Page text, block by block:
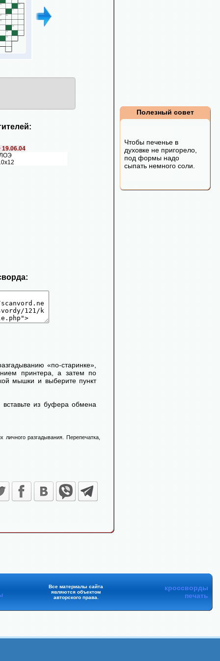
19.06.04
«по-старинке»,
принтера, а затем по
мышки и выберите пункт
из буфера обмена
разгадывания. Перепечатка,
Полезный совет
Чтобы печенье в
духовке не пригорело,
под формы надо
сыпать немного соли.
Все материалы сайта
являются объектом
авторского права.
кроссворды
печать